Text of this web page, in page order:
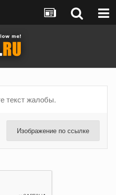
текст жалобы.
Изображение по ссылке